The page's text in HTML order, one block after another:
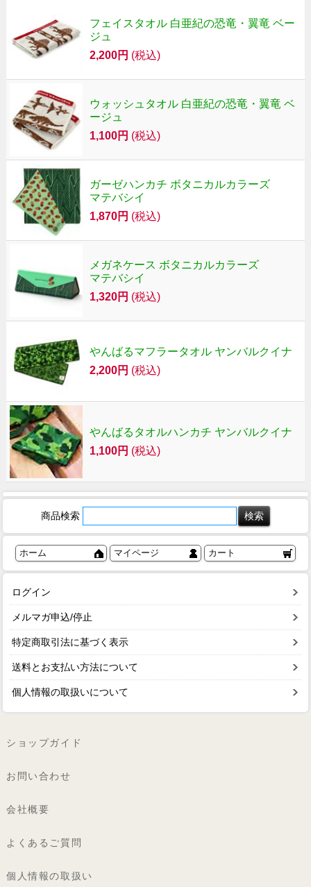
フェイスタオル 白亜紀の恐竜・翼竜 ベー
ジュ
2,200円 (税込)
ウォッシュタオル 白亜紀の恐竜・翼竜 ベ
ージュ
1,100円 (税込)
ガーゼハンカチ ボタニカルカラーズ
マテバシイ
1,870円 (税込)
メガネケース ボタニカルカラーズ
マテバシイ
1,320円 (税込)
やんばるマフラータオル ヤンバルクイナ
2,200円 (税込)
やんばるタオルハンカチ ヤンバルクイナ
1,100円 (税込)
商品検索
ホーム マイページ カート
ログイン
メルマガ申込/停止
特定商取引法に基づく表示
送料とお支払い方法について
個人情報の取扱いについて
ショップガイド
お問い合わせ
会社概要
よくあるご質問
個人情報の取扱い